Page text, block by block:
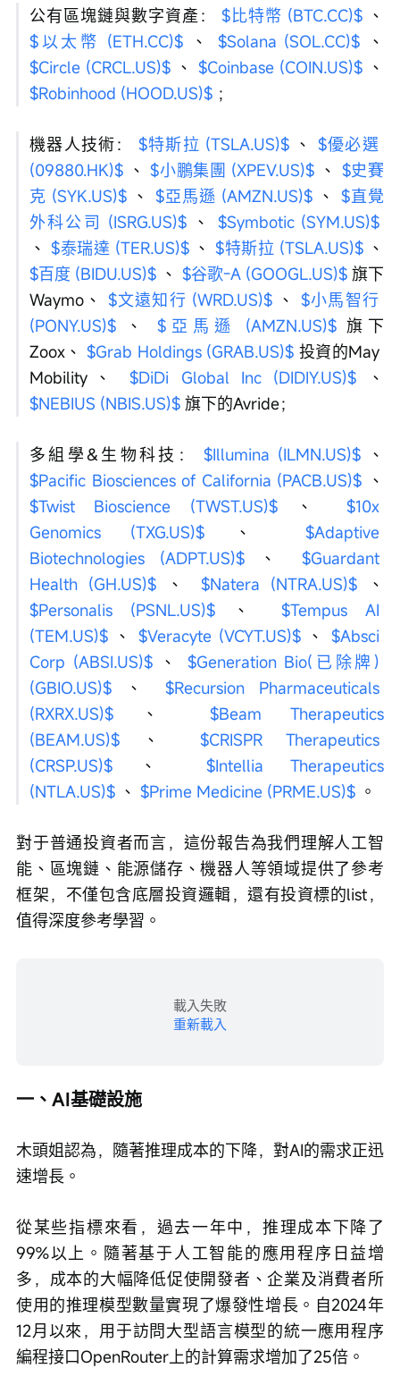
公有區塊鏈與數字資產： $比特幣 (BTC.CC)$ 、
$以太幣 (ETH.CC)$ 、 $Solana (SOL.CC)$ 、
$Circle (CRCL.US)$ 、 $Coinbase (COIN.US)$ 、
$Robinhood (HOOD.US)$ ；
機器人技術： $特斯拉 (TSLA.US)$ 、 $優必選
(09880.HK)$ 、 $小鵬集團 (XPEV.US)$ 、 $史賽
克 (SYK.US)$ 、 $亞馬遜 (AMZN.US)$ 、 $直覺
外科公司 (ISRG.US)$ 、 $Symbotic (SYM.US)$
、 $泰瑞達 (TER.US)$ 、 $特斯拉 (TSLA.US)$ 、
$百度 (BIDU.US)$ 、 $谷歌-A (GOOGL.US)$ 旗下
Waymo、 $文遠知行 (WRD.US)$ 、 $小馬智行
(PONY.US)$ 、 $亞馬遜 (AMZN.US)$ 旗下
Zoox、 $Grab Holdings (GRAB.US)$ 投資的May
Mobility、 $DiDi Global Inc (DIDIY.US)$ 、
$NEBIUS (NBIS.US)$ 旗下的Avride；
多組學&生物科技： $Illumina (ILMN.US)$ 、
$Pacific Biosciences of California (PACB.US)$ 、
$Twist Bioscience (TWST.US)$ 、 $10x
Genomics (TXG.US)$ 、 $Adaptive
Biotechnologies (ADPT.US)$ 、 $Guardant
Health (GH.US)$ 、 $Natera (NTRA.US)$ 、
$Personalis (PSNL.US)$ 、 $Tempus AI
(TEM.US)$ 、 $Veracyte (VCYT.US)$ 、 $Absci
Corp (ABSI.US)$ 、 $Generation Bio(已除牌)
(GBIO.US)$ 、 $Recursion Pharmaceuticals
(RXRX.US)$ 、 $Beam Therapeutics
(BEAM.US)$ 、 $CRISPR Therapeutics
(CRSP.US)$ 、 $Intellia Therapeutics
(NTLA.US)$ 、 $Prime Medicine (PRME.US)$ 。
對于普通投資者而言，這份報告為我們理解人工智
能、區塊鏈、能源儲存、機器人等領域提供了參考
框架，不僅包含底層投資邏輯，還有投資標的list，
值得深度參考學習。
載入失敗
重新載入
一、AI基礎設施
木頭姐認為，隨著推理成本的下降，對AI的需求正迅
速增長。
從某些指標來看，過去一年中，推理成本下降了
99%以上。隨著基于人工智能的應用程序日益增
多，成本的大幅降低促使開發者、企業及消費者所
使用的推理模型數量實現了爆發性增長。自2024年
12月以來，用于訪問大型語言模型的統一應用程序
編程接口OpenRouter上的計算需求增加了25倍。